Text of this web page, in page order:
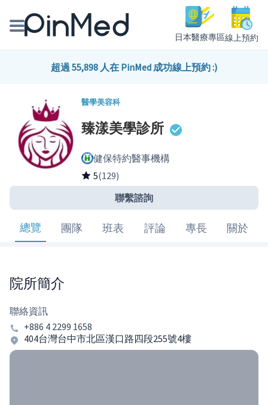
日本醫療專區線上預約
線上預約醫師、院所
健康主題館
我是醫療人員
超過 55,898 人在 PinMed 成功線上預約 :)
醫學美容科
臻漾美學診所
健保特約醫事機構
5(129)
聯繫諮詢
總覽 團隊 班表 評論 專長 關於
院所簡介
聯絡資訊
+886 4 2299 1658
404台灣台中市北區漢口路四段255號4樓